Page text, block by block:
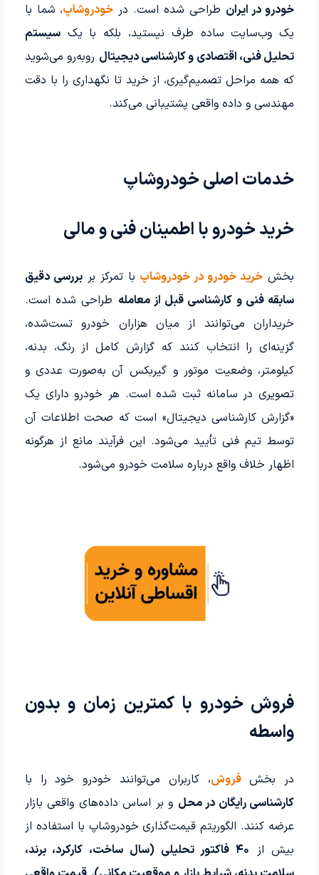
خودرو در ایران طراحی شده است. در خودروشاپ، شما با
یک وب‌سایت ساده طرف نیستید، بلکه با یکسیستم
تحلیل فنی، اقتصادی و کارشناسی دیجیتال روبه‌رو می‌شوید
که همه مراحل تصمیم‌گیری، از خرید تا نگهداری را با دقت
مهندسی و داده واقعی پشتیبانی می‌کند.
خدمات اصلی خودروشاپ
خرید خودرو با اطمینان فنی و مالی
بخش خرید خودرو در خودروشاپ با تمرکز بربررسی دقیق
سابقه فنی و کارشناسی قبل از معامله طراحی شده است.
خریداران می‌توانند از میان هزاران خودرو تست‌شده،
گزینه‌ای را انتخاب کنند که گزارش کامل از رنگ، بدنه،
کیلومتر، وضعیت موتور و گیربکس آن به‌صورت عددی و
تصویری در سامانه ثبت شده است. هر خودرو دارای یک
«گزارش کارشناسی دیجیتال» است که صحت اطلاعات آن
توسط تیم فنی تأیید می‌شود. این فرآیند مانع از هرگونه
اظهار خلاف واقع درباره سلامت خودرو می‌شود.
فروش خودرو با کمترین زمان و بدون
واسطه
در بخشفروش، کاربران می‌توانند خودرو خود را با
کارشناسی رایگان در محل و بر اساس داده‌های واقعی بازار
عرضه کنند. الگوریتم قیمت‌گذاری خودروشاپ با استفاده از
بیش از
۴۰ فاکتور تحلیلی (سال ساخت، کارکرد، برند،